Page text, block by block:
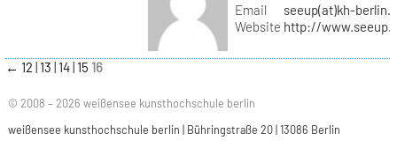
Email
seeup(at)kh-
Website http://
← 12 13 14 15 16
© 2008 – 2026 weißensee kunsthochschule berlin
weißensee kunsthochschule berlin | Bühringstraße 20 | 13086 Berlin